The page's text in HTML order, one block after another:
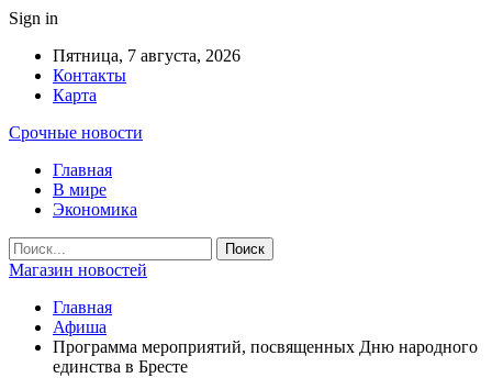
Sign in
Пятница, 7 августа, 2026
Контакты
Карта
Срочные новости
Главная
В мире
Экономика
Магазин новостей
Главная
Афиша
Программа мероприятий, посвященных Дню народного
единства в Бресте